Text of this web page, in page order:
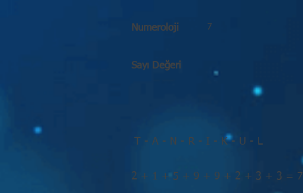
Numeroloji 7
Sayı Değeri
T - A - N - R - I - K - U - L
2 + 1 + 5 + 9 + 9 + 2 + 3 + 3 = 7